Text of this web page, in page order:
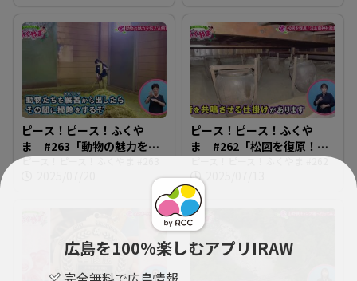
広島を100％楽しむアプリIRAW
ピース！ピース！ふくや
ま #263「動物の魅力を伝
える飼育員」
ピース！ピース！ふくやま #263
ピース！ピース！ふくや
ま #262「松図を復原！沼
名前神社能舞台」
ピース！ピース！ふくやま #262